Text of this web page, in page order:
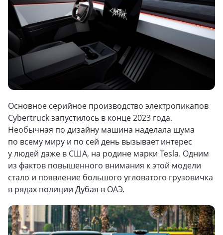
Основное серийное производство электропикапов
Cybertruck запустилось в конце 2023 года.
Необычная по дизайну машина наделала шума
по всему миру и по сей день вызывает интерес
у людей даже в США, на родине марки Tesla. Одним
из фактов повышенного внимания к этой модели
стало и появление большого угловатого грузовичка
в рядах полиции Дубая в ОАЭ.